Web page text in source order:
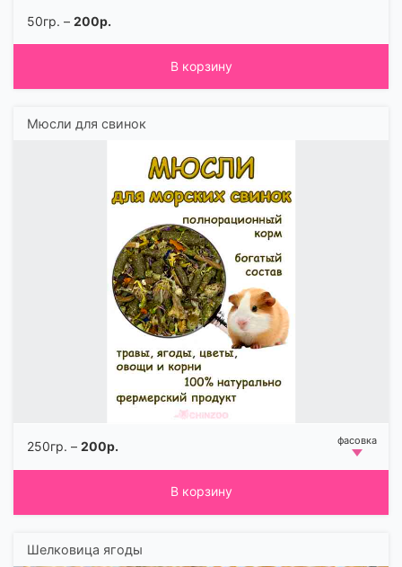
50гр. – 200р.
В корзину
Мюсли для свинок
250гр. – 200р.
В корзину
Шелковица ягоды